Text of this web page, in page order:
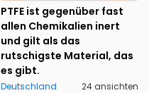
PTFE ist gegenüber fast
allen Chemikalien inert
und gilt als das
rutschigste Material, das
es gibt.
Deutschland 24 ansichten